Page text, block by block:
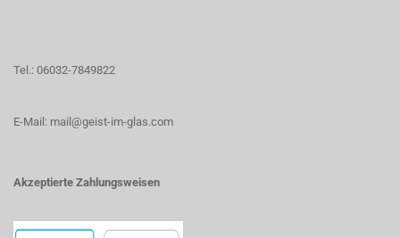
Tel.: 06032-7849822
E-Mail: mail@geist-im-glas.com
Akzeptierte Zahlungsweisen